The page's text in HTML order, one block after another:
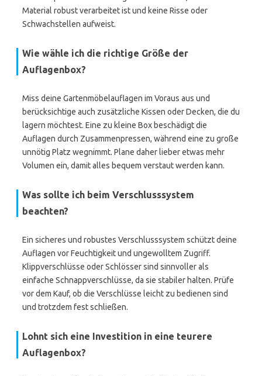
Material robust verarbeitet ist und keine Risse oder
Schwachstellen aufweist.
Wie wähle ich die richtige Größe der
Auflagenbox?
Miss deine Gartenmöbelauflagen im Voraus aus und
berücksichtige auch zusätzliche Kissen oder Decken, die du
lagern möchtest. Eine zu kleine Box beschädigt die
Auflagen durch Zusammenpressen, während eine zu große
unnötig Platz wegnimmt. Plane daher lieber etwas mehr
Volumen ein, damit alles bequem verstaut werden kann.
Was sollte ich beim Verschlusssystem
beachten?
Ein sicheres und robustes Verschlusssystem schützt deine
Auflagen vor Feuchtigkeit und ungewolltem Zugriff.
Klippverschlüsse oder Schlösser sind sinnvoller als
einfache Schnappverschlüsse, da sie stabiler halten. Prüfe
vor dem Kauf, ob die Verschlüsse leicht zu bedienen sind
und trotzdem fest schließen.
Lohnt sich eine Investition in eine teurere
Auflagenbox?